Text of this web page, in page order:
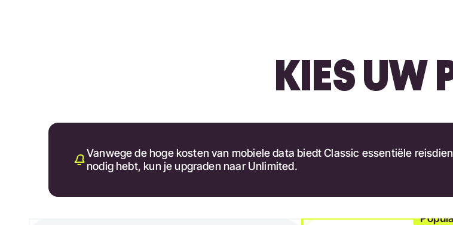
KIES UW
Vanwege de hoge kosten van mobiele data biedt Classic essentiële
nodig hebt, kun je upgraden naar Unlimited.